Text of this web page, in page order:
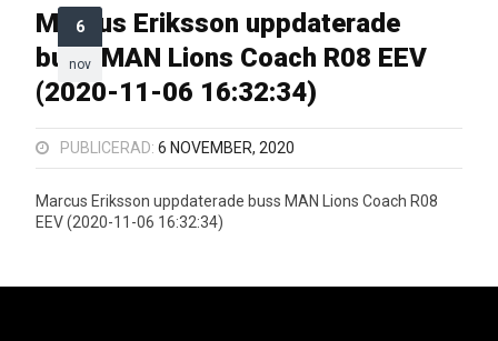
6
nov
Marcus Eriksson uppdaterade
buss MAN Lions Coach R08 EEV
(2020-11-06 16:32:34)
PUBLICERAD: 6 NOVEMBER, 2020
Marcus Eriksson uppdaterade buss MAN Lions Coach R08
EEV (2020-11-06 16:32:34)